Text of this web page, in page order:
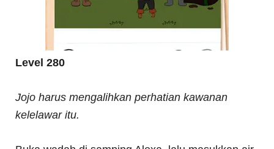
Level 280
Jojo harus mengalihkan perhatian kawanan
kelelawar itu.